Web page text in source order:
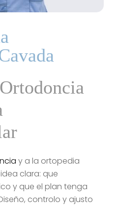
y a la ortopedia
clara: que
y que el plan tenga
controlo y ajusto